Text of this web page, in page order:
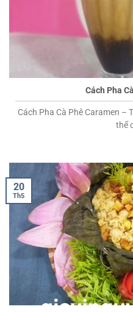
Cách Pha
Cách Pha Cà Phê Caramen –
thể
20
Th5